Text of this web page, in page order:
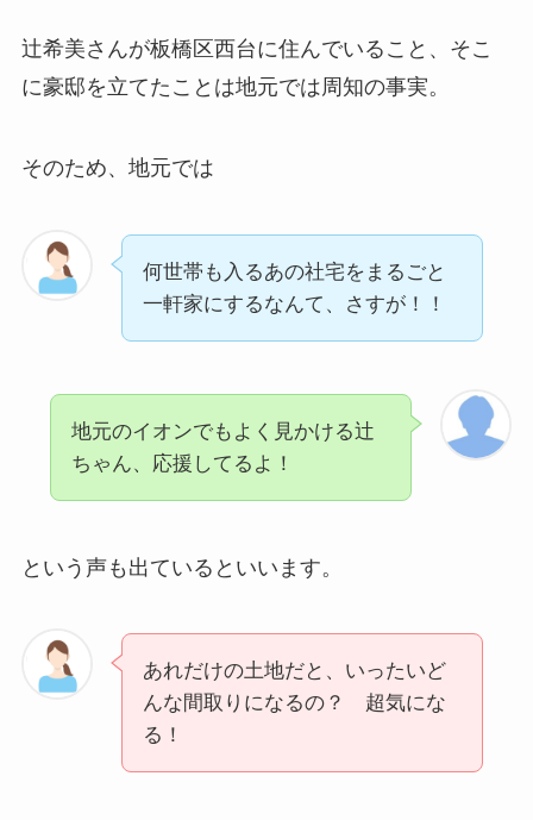
辻希美さんが板橋区西台に住んでいること、そこ
に豪邸を立てたことは地元では周知の事実。
そのため、地元では
何世帯も入るあの社宅をまるごと
一軒家にするなんて、さすが！！
地元のイオンでもよく見かける辻
ちゃん、応援してるよ！
という声も出ているといいます。
あれだけの土地だと、いったいど
んな間取りになるの？ 超気にな
る！